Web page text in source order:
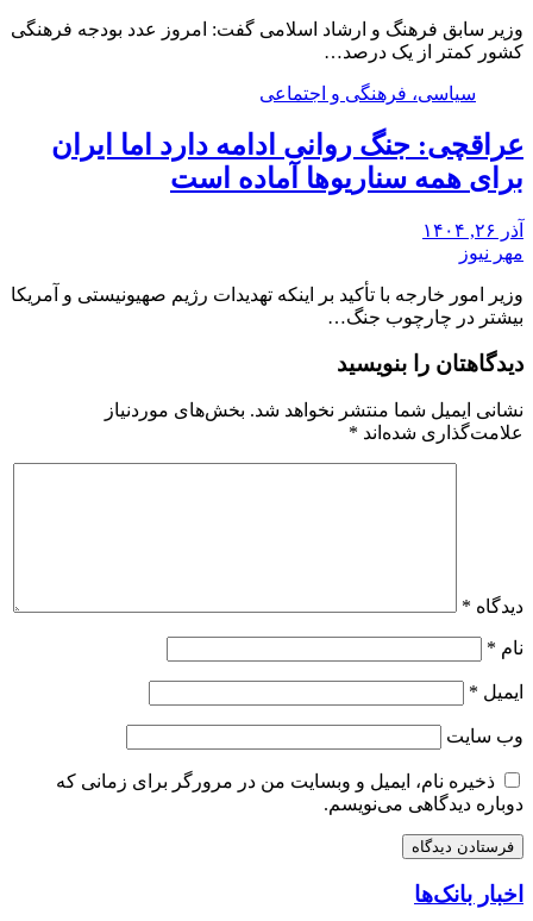
وزیر سابق فرهنگ و ارشاد اسلامی گفت: امروز عدد بودجه فرهنگی
کشور کمتر از یک درصد…
سیاسی، فرهنگی و اجتماعی
عراقچی: جنگ روانی ادامه دارد اما ایران
برای همه سناریوها آماده است
آذر ۲۶, ۱۴۰۴
مهر نیوز
وزیر امور خارجه با تأکید بر اینکه تهدیدات رژیم صهیونیستی و آمریکا
بیشتر در چارچوب جنگ…
دیدگاهتان را بنویسید
نشانی ایمیل شما منتشر نخواهد شد. بخش‌های موردنیاز
علامت‌گذاری شده‌اند *
دیدگاه *
نام *
ایمیل *
وب‌ سایت
ذخیره نام، ایمیل و وبسایت من در مرورگر برای زمانی که
دوباره دیدگاهی می‌نویسم.
اخبار بانک‌ها